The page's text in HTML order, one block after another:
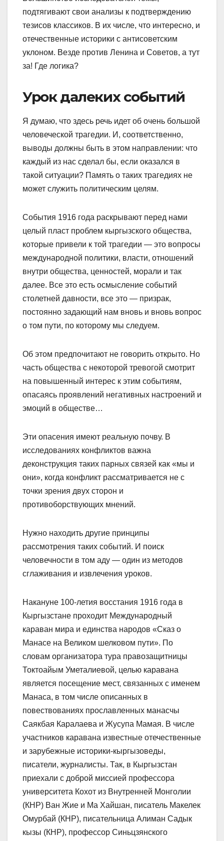
подтягивают свои анализы к подтверждению
тезисов классиков. В их числе, что интересно, и
отечественные историки с антисоветским
уклоном. Везде против Ленина и Советов, а тут
за! Где логика?
Урок далеких событий
Я думаю, что здесь речь идет об очень большой
человеческой трагедии. И, соответственно,
выводы должны быть в этом направлении: что
каждый из нас сделал бы, если оказался в
такой ситуации? Память о таких трагедиях не
может служить политическим целям.
События 1916 года раскрывают перед нами
целый пласт проб­лем кыргызского общества,
которые привели к той трагедии — это вопросы
международной политики, власти, отношений
внутри общества, ценностей, морали и так
далее. Все это есть осмысление событий
столетней давности, все это — призрак,
постоянно задающий нам вновь и вновь вопрос
о том пути, по которому мы следуем.
Об этом предпочитают не говорить открыто. Но
часть общества с некоторой тревогой смотрит
на повышенный интерес к этим событиям,
опасаясь проявлений негативных настроений и
эмоций в обществе…
Эти опасения имеют реальную почву. В
исследованиях конфликтов важна
деконструкция таких парных связей как «мы и
они», когда конфликт рассматривается не с
точки зрения двух сторон и
противоборствующих мнений.
Нужно находить другие прин­ципы
рассмотрения таких событий. И поиск
человечности в том аду — один из методов
сглаживания и извлечения уроков.
Накануне 100-летия восстания 1916 года в
Кыргызстане проходит Международный
караван мира и единства народов «Сказ о
Манасе на Великом шелковом пути». По
словам организатора тура правозащитницы
Токтоайым Уметалиевой, целью каравана
является посещение мест, связанных с именем
Манаса, в том числе описанных в
повествованиях прославленных манасчы
Саякбая Каралаева и Жусупа Мамая. В числе
участников каравана известные отечественные
и зарубежные историки-кыргызоведы,
писатели, журналисты. Так, в Кыргызстан
приехали с доброй миссией профессора
университета Кохот из Внутренней Монголии
(КНР) Ван Жие и Ма Хайшан, писатель Макелек
Омурбай (КНР), писательница Алиман Садык
кызы (КНР), профессор Синьцзянского